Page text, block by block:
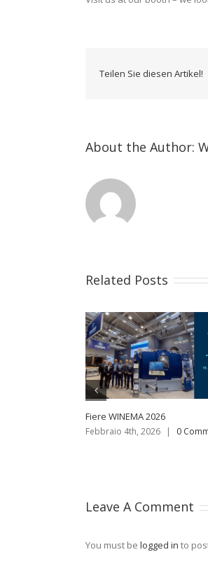
Teilen Sie diesen Artikel!
About the Author:
Related Posts
Fiere WINEMA 2026
Febbraio 4th, 2026 | 0
Leave A Comment
You must be logged in to